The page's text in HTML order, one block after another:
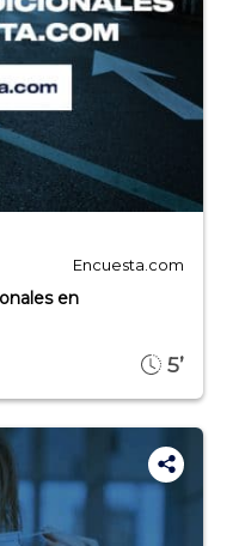
Encuesta.com
en
5’